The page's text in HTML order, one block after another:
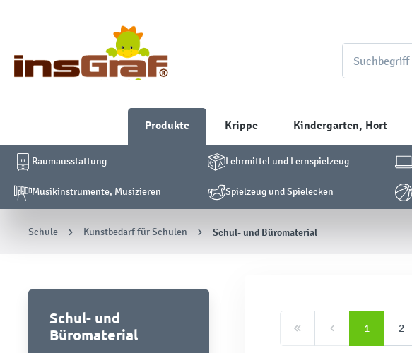
Produkte Krippe Kindergarten, Hort
Raumausstattung Lehrmittel und Lernspielzeug
Musikinstrumente, Musizieren Spielzeug und Spielecken
Schule Kunstbedarf für Schulen Schul- und Büromaterial
Schul- und
Büromaterial
1 2